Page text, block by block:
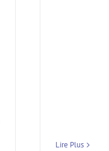
Lire Plus